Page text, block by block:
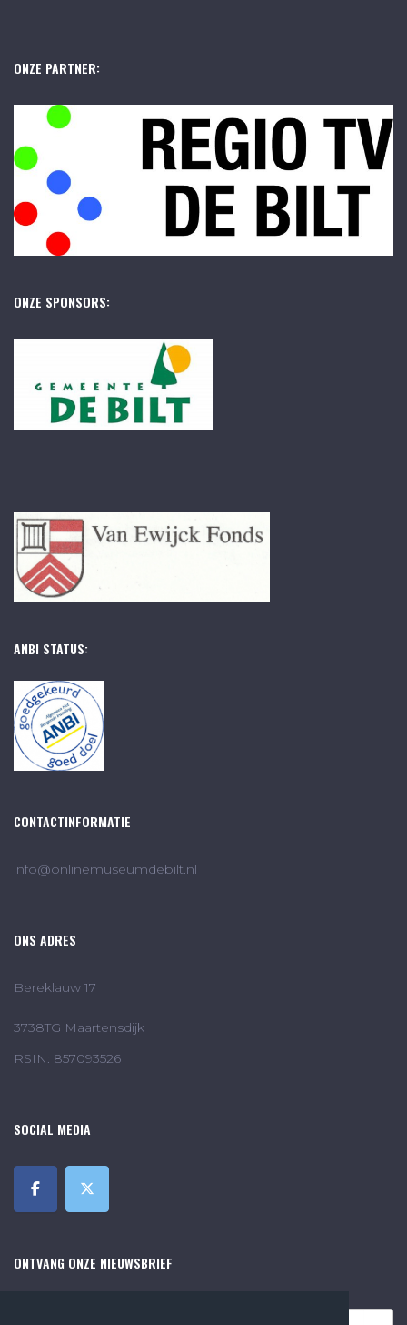
ONZE PARTNER:
ONZE SPONSORS:
ANBI STATUS:
CONTACTINFORMATIE
info@onlinemuseumdebilt.nl
ONS ADRES
Bereklauw 17
3738TG Maartensdijk
RSIN: 857093526
SOCIAL MEDIA
ONTVANG ONZE NIEUWSBRIEF